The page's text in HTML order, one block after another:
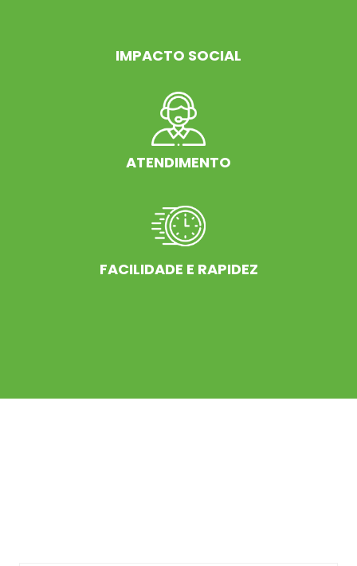
IMPACTO SOCIAL
ATENDIMENTO
FACILIDADE E RAPIDEZ